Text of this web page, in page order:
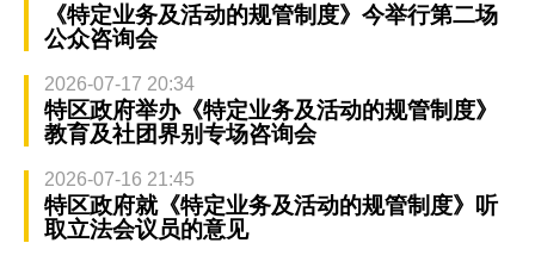
《特定业务及活动的规管制度》今举行第二场
公众咨询会
2026-07-17 20:34
特区政府举办《特定业务及活动的规管制度》
教育及社团界别专场咨询会
2026-07-16 21:45
特区政府就《特定业务及活动的规管制度》听
取立法会议员的意见